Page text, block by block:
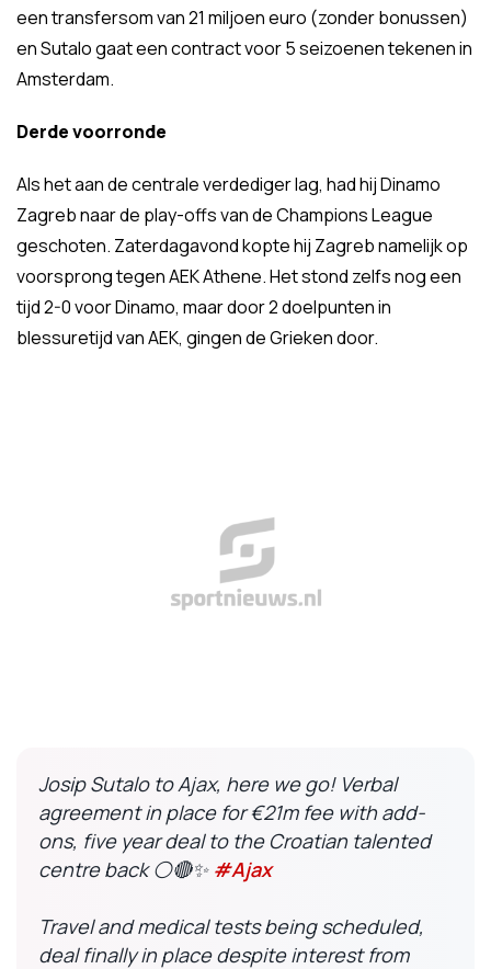
een transfersom van 21 miljoen euro (zonder bonussen)
en Sutalo gaat een contract voor 5 seizoenen tekenen in
Amsterdam.
Derde voorronde
Als het aan de centrale verdediger lag, had hij Dinamo
Zagreb naar de play-offs van de Champions League
geschoten. Zaterdagavond kopte hij Zagreb namelijk op
voorsprong tegen AEK Athene. Het stond zelfs nog een
tijd 2-0 voor Dinamo, maar door 2 doelpunten in
blessuretijd van AEK, gingen de Grieken door.
Josip Sutalo to Ajax, here we go! Verbal
agreement in place for €21m fee with add-
ons, five year deal to the Croatian talented
centre back ⚪️🔴✨ #Ajax
Travel and medical tests being scheduled,
deal finally in place despite interest from